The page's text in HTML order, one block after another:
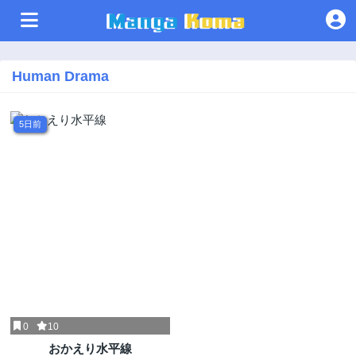
Human Drama
5日前
0 10
おかえり水平線